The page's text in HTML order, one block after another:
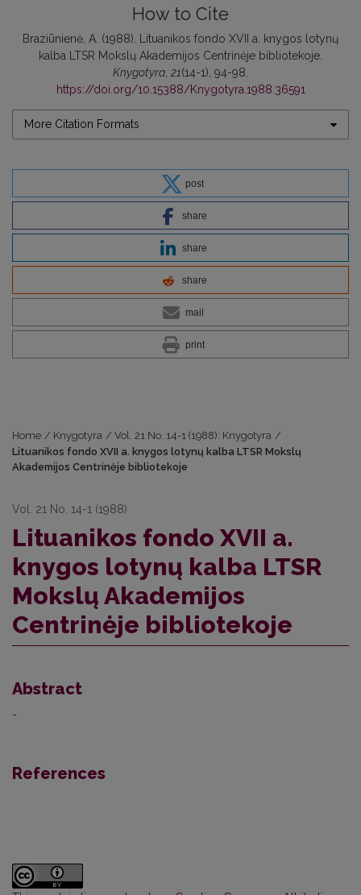
How to Cite
Braziūnienė, A. (1988). Lituanikos fondo XVII a. knygos lotynų
kalba LTSR Mokslų Akademijos Centrinėje bibliotekoje.
Knygotyra, 21(14-1), 94-98.
https://doi.org/10.15388/Knygotyra.1988.36591
More Citation Formats
post
share
share
share
mail
print
Home / Knygotyra / Vol. 21 No. 14-1 (1988): Knygotyra /
Lituanikos fondo XVII a. knygos lotynų kalba LTSR Mokslų
Akademijos Centrinėje bibliotekoje
Vol. 21 No. 14-1 (1988)
Lituanikos fondo XVII a.
knygos lotynų kalba LTSR
Mokslų Akademijos
Centrinėje bibliotekoje
Abstract
-
References